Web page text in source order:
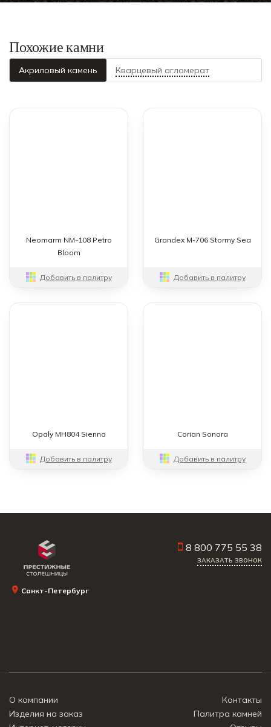
Похожие камни
Акриловый камень Кварцевый агломерат
Neomarm NM-108 Petro
Bloom
Добавить в палитру
Grandex M-706 Stormy Sea
Добавить в палитру
Opaly MH804 Sienna
Добавить в палитру
Corian Sonora
Добавить в палитру
Санкт-Петербург
8 800 775 55 38
ЗАКАЗАТЬ ЗВОНОК
О компании
Контакты
Изделия на заказ
Палитра камней